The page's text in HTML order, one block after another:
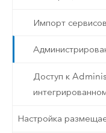
Импорт
Доступ к
Настройка